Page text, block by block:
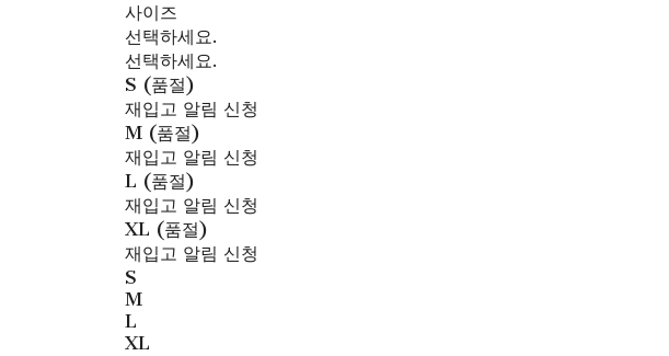
사이즈
선택하세요.
선택하세요.
S (품절)
재입고 알림 신청
M (품절)
재입고 알림 신청
L (품절)
재입고 알림 신청
XL (품절)
재입고 알림 신청
S
M
L
XL